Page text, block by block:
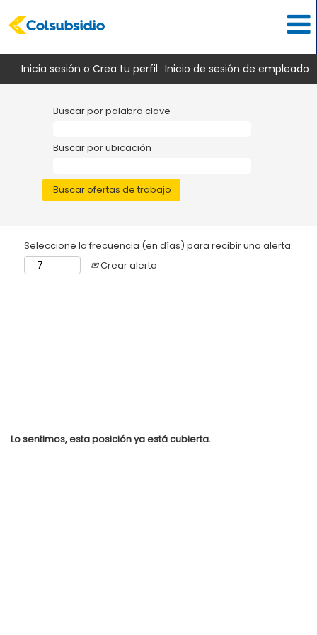
Inicia sesión o Crea tu perfil Inicio de sesión de empleado
Buscar por palabra clave
Buscar por ubicación
Seleccione la frecuencia (en días) para recibir una alerta:
Crear alerta
Lo sentimos, esta posición ya está cubierta.